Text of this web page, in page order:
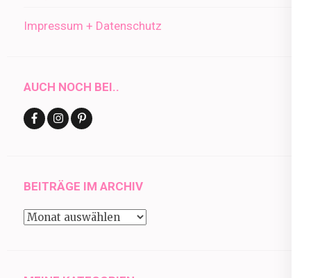
Impressum + Datenschutz
AUCH NOCH BEI..
BEITRÄGE IM ARCHIV
Beiträge